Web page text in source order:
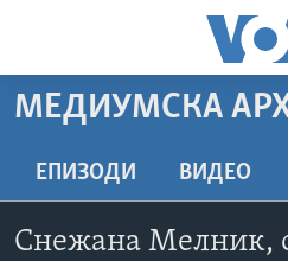
пристапност
содржина
Премини
ДОМА
РУБРИКИ
МАКЕДОНИЈА
ДОКУМЕНТАРЦИ
МЕДИУМСКА
ЕПИЗОДИ ВИДЕО
Снежана Мелник,